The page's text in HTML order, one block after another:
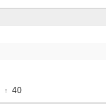
↑ 40